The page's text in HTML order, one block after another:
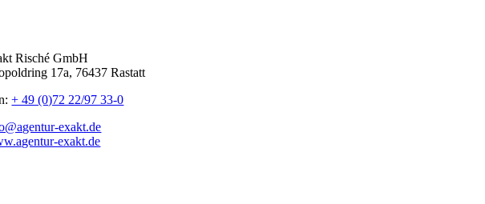
Risché GmbH
17a, 76437 Rastatt
+ 49 (0)72 22/97 33-0
exakt.de
exakt.de